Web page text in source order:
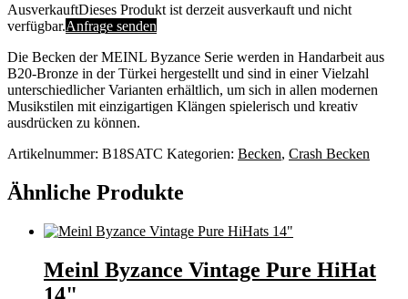
AusverkauftDieses Produkt ist derzeit ausverkauft und nicht
verfügbar.Anfrage senden
Die Becken der MEINL Byzance Serie werden in Handarbeit aus
B20-Bronze in der Türkei hergestellt und sind in einer Vielzahl
unterschiedlicher Varianten erhältlich, um sich in allen modernen
Musikstilen mit einzigartigen Klängen spielerisch und kreativ
ausdrücken zu können.
Artikelnummer: B18SATC Kategorien: Becken, Crash Becken
Ähnliche Produkte
Meinl Byzance Vintage Pure HiHat
14"